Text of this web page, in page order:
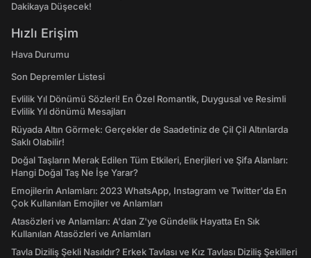
Dakikaya Düşecek!
Hızlı Erişim
Hava Durumu
Son Depremler Listesi
Evlilik Yıl Dönümü Sözleri! En Özel Romantik, Duygusal ve Resimli
Evlilik Yıl dönümü Mesajları
Rüyada Altın Görmek: Gerçekler de Saadetiniz de Çil Çil Altınlarda
Saklı Olabilir!
Doğal Taşların Merak Edilen Tüm Etkileri, Enerjileri ve Şifa Alanları:
Hangi Doğal Taş Ne İşe Yarar?
Emojilerin Anlamları: 2023 WhatsApp, Instagram ve Twitter'da En
Çok Kullanılan Emojiler ve Anlamları
Atasözleri ve Anlamları: A'dan Z'ye Gündelik Hayatta En Sık
Kullanılan Atasözleri ve Anlamları
Tavla Diziliş Şekli Nasıldır? Erkek Tavlası ve Kız Tavlası Diziliş Şekilleri